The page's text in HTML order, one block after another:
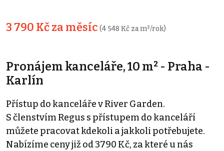
3 790 Kč za měsíc (4 548 Kč za m²/rok)
Pronájem kanceláře, 10 m² - Praha -
Karlín
Přístup do kanceláře v River Garden.
S členstvím Regus s přístupem do kanceláří
můžete pracovat kdekoli a jakkoli potřebujete.
Nabízíme ceny již od 3790 Kč, za které u nás